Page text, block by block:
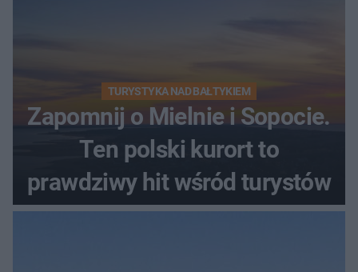
TURYSTYKA NAD BAŁTYKIEM
Zapomnij o Mielnie i Sopocie.
Ten polski kurort to
prawdziwy hit wśród turystów